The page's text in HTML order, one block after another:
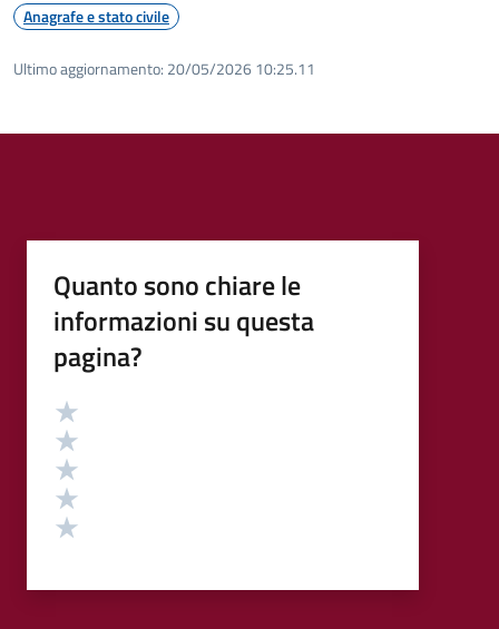
Anagrafe e stato civile
Ultimo aggiornamento: 20/05/2026 10:25.11
Quanto sono chiare le
informazioni su questa
pagina?
Valutazione